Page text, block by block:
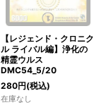
【レジェンド・クロニク
ル ライバル編】浄化の
精霊ウルス
DMC54_5/20
280円(税込)
在庫なし